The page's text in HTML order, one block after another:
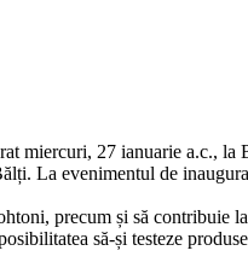
miercuri, 27 ianuarie a.c.,
La evenimentul de
precum și să
să-și testeze